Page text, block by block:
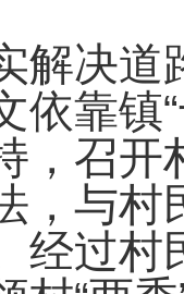
决道
依靠镇
，召开
，与村
经过村